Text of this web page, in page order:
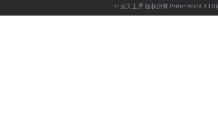
© 完美世界 版权所有 Perfect World.All